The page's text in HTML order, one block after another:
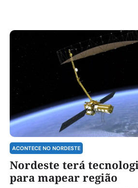
ACONTECE NO NORDESTE
Nordeste terá
para mapear região